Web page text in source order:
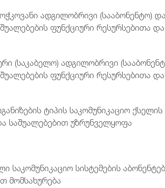
ადგილობრივი (სააბონენტო)
ფუნქციური რესურსებითა
ადგილობრივი
ფუნქციური რესურსებითა
ტიპის საკომუნიკაციო ქსელის
საშუალებებით უზრუნველყოფა
საკომუნიკაციო სისტემების
მომსახურება